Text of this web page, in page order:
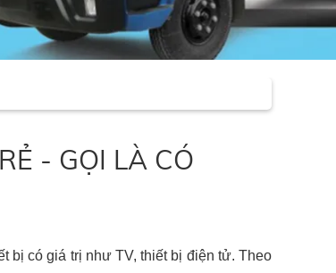
- GỌI LÀ CÓ
bị có giá trị như TV, thiết bị điện tử. Theo